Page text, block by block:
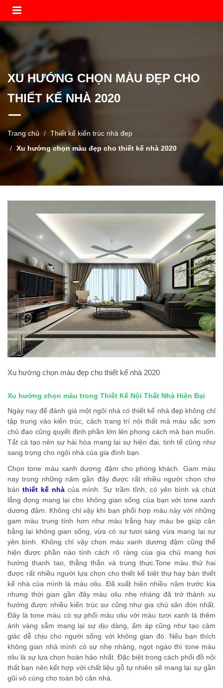
XU HƯỚNG CHỌN MÀU ĐẸP CHO
THIẾT KẾ NHÀ 2020
Trang chủ
Thiết kế kiến trúc nhà đẹp
Xu hướng chọn màu đẹp cho thiết kế nhà 2020
Xu hướng chọn màu đẹp cho thiết kế nhà 2020
Xu hướng chọn màu trong Thiết Kế Nội Thất Nhà Hiện Đại
Ngày nay để đánh giá một ngôi nhà có thiết kế nhà đẹp không chỉ
tập trung vào kiến trúc, cách trang trí nội thất mà màu sắc sơn
chủ đạo cũng quyết định phần lớn lên phong cách mà bạn muốn.
Tất cả tạo nên sự hài hòa mang lại sự hiện đại, tinh tế cũng như
sang trọng cho ngôi nhà của gia đình bạn.
Chọn tone màu xanh dương đậm cho phòng khách. Gam màu
nay trong những năm gần đây được rất nhiều người chọn cho
bảnthiết kế nhà của mình. Sự trầm tĩnh, có yên bình và chút
lắng đọng mang lại cho không gian sống của bạn với tone xanh
dương đậm. Không chỉ vậy khi bạn phối hợp màu này với những
gam màu trung tính hơn như màu trắng hay màu be giúp cân
bằng lại không gian sống, vừa có sự tươi sáng vừa mang lại sự
yên bình. Không chỉ vậy chọn màu xanh dương đậm cũng thể
hiện được phần nào tính cách rõ ràng của gia chủ mang hơi
hướng thanh tao, thẳng thắn và trung thực.Tone màu thứ hai
được rất nhiều người lựa chọn cho thiết kế biệt thự hay bản thiết
kế nhà của mình là màu oliu. Đã xuất hiện nhiều năm trước kia
nhưng thời gian gần đây màu oliu nhẹ nhàng đã trở thành xu
hướng được nhiều kiến trúc sư cũng như gia chủ săn đón nhất.
Đây là tone màu có sự phối màu oliu với màu tươi xanh lá thêm
ánh vàng sẫm mang lại sự dịu dàng, ấm áp cũng như tạo cảm
giác dễ chịu cho người sống với không gian đó. Nếu bạn thích
không gian nhà mình có sự nhẹ nhàng, ngọt ngào thì tone màu
oliu là sự lựa chọn hoàn hảo nhất. Đặc biệt trong cách phối đồ nội
thất bạn nên kết hợp với chất liệu gỗ tự nhiên sẽ mang lại sự gần
gũi vô cùng cho toàn bộ căn nhà.